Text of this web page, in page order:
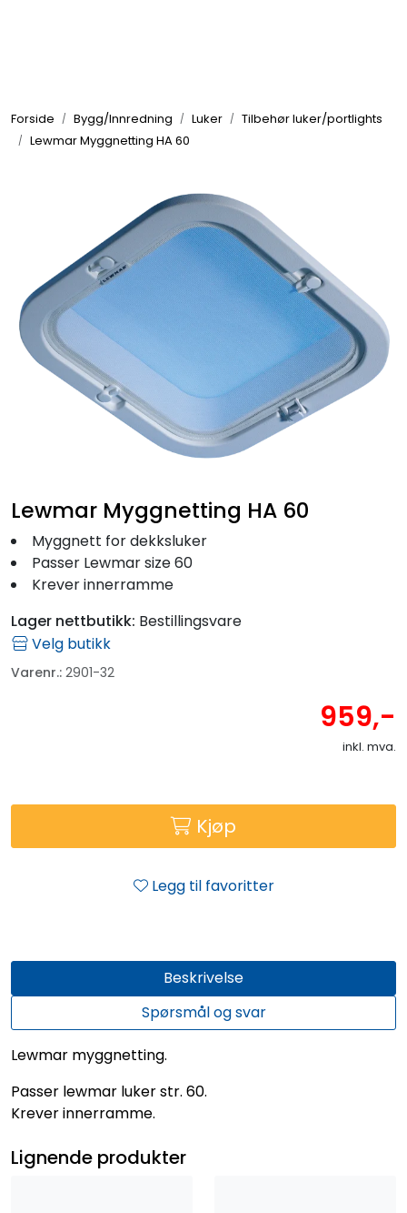
Forside Bygg/Innredning Luker
Tilbehør luker/portlights
Lewmar Myggnetting HA 60
Lewmar Myggnetting HA 60
Myggnett for dekksluker
Passer Lewmar size 60
Krever innerramme
Lager nettbutikk: Bestillingsvare
Velg butikk
Varenr.: 2901-32
959,-
inkl. mva.
Kjøp
Legg til favoritter
Beskrivelse
Spørsmål og svar
Lewmar myggnetting.
Passer lewmar luker str. 60.
Krever innerramme.
Lignende produkter
Elektrisk
Komfort
VVS
Motor/Styring
Fortøyning
Båtpleie/Opplag
Seil
Outlet